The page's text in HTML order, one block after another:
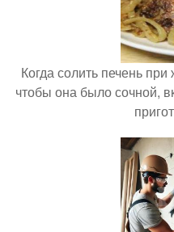
Когда солить печень
чтобы она было сочной,